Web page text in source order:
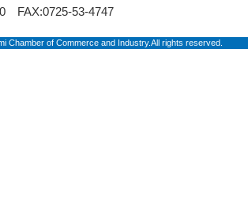
FAX:0725-53-4747
Chamber of Commerce and Industry.All rights reserved.